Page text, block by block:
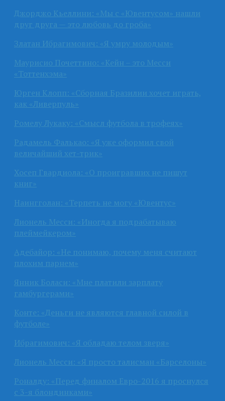
Джорджо Кьеллини: «Мы с «Ювентусом» нашли
друг друга — это любовь до гроба»
Златан Ибрагимович: «Я умру молодым»
Маурисио Почеттино: «Кейн – это Месси
«Тоттенхэма»
Юрген Клопп: «Сборная Бразилии хочет играть,
как «Ливерпуль»
Ромелу Лукаку: «Смысл футбола в трофеях»
Радамель Фалькао: «Я уже оформил свой
величайший хет-трик»
Хосеп Гвардиола: «О проигравших не пишут
книг»
Наингголан: «Терпеть не могу «Ювентус»
Лионель Месси: «Иногда я подрабатываю
плеймейкером»
Адебайор: «Не понимаю, почему меня считают
плохим парнем»
Янник Боласи: «Мне платили зарплату
гамбургерами»
Конте: «Деньги не являются главной силой в
футболе»
Ибрагимович: «Я обладаю телом зверя»
Лионель Месси: «Я просто талисман «Барселоны»
Роналду: «Перед финалом Евро-2016 я проснулся
с 3-я блондинками»